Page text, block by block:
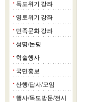
■ 독도위기 강좌
■ 영토위기 강좌
■ 민족문화 강좌
■ 성명/논평
■ 학술행사
■ 국민홍보
■ 산행/답사/모임
■ 행사/독도방문/전시